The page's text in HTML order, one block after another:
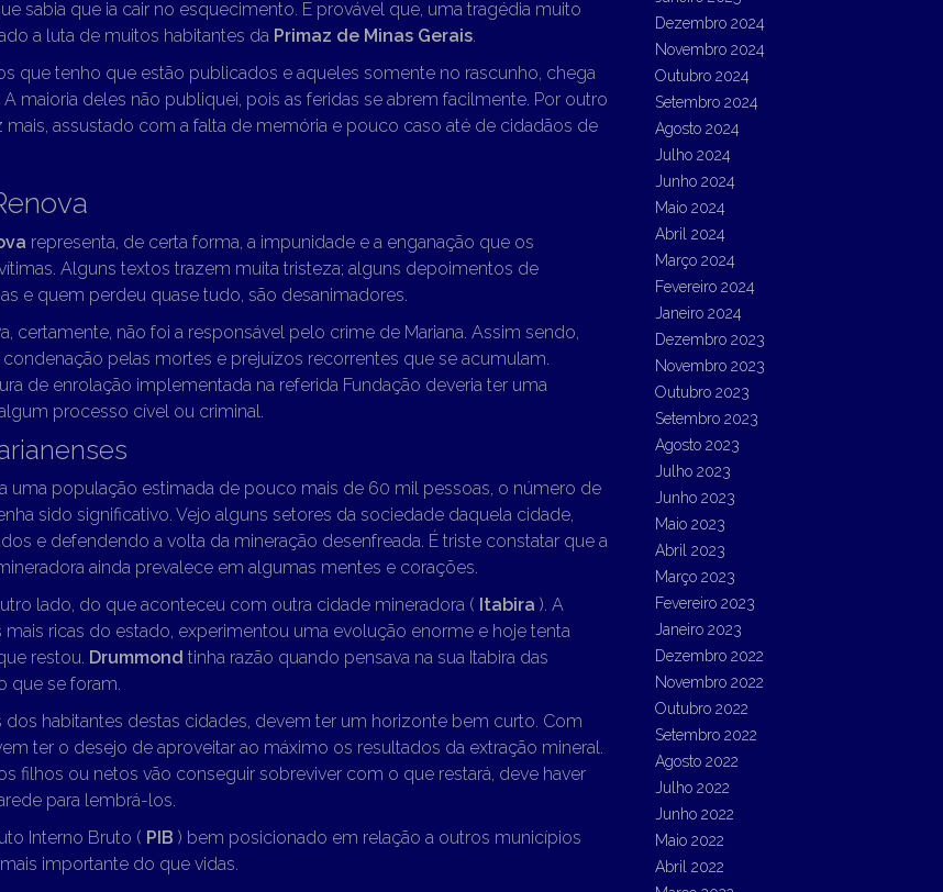
sabia que ia cair no esquecimento. É provável que, uma tragédia muito
a luta de muitos habitantes da Primaz de Minas Gerais.
que tenho que estão publicados e aqueles somente no rascunho, chega
maioria deles não publiquei, pois as feridas se abrem facilmente. Por outro
mais, assustado com a falta de memória e pouco caso até de cidadãos de
representa, de certa forma, a impunidade e a enganação que os
Alguns textos trazem muita tristeza; alguns depoimentos de
e quem perdeu quase tudo, são desanimadores.
certamente, não foi a responsável pelo crime de Mariana. Assim sendo,
pelas mortes e prejuízos recorrentes que se acumulam.
de enrolação implementada na referida Fundação deveria ter uma
processo cível ou criminal.
uma população estimada de pouco mais de 60 mil pessoas, o número de
sido significativo. Vejo alguns setores da sociedade daquela cidade,
e defendendo a volta da mineração desenfreada. É triste constatar que a
ainda prevalece em algumas mentes e corações.
lado, do que aconteceu com outra cidade mineradora ( Itabira ). A
mais ricas do estado, experimentou uma evolução enorme e hoje tenta
restou. Drummond tinha razão quando pensava na sua Itabira das
que se foram.
dos habitantes destas cidades, devem ter um horizonte bem curto. Com
ter o desejo de aproveitar ao máximo os resultados da extração mineral.
filhos ou netos vão conseguir sobreviver com o que restará, deve haver
para lembrá-los.
Interno Bruto ( PIB ) bem posicionado em relação a outros municípios
importante do que vidas.
Dezembro 2024
Novembro 2024
Outubro 2024
Setembro 2024
Agosto 2024
Julho 2024
Junho 2024
Maio 2024
Abril 2024
Março 2024
Fevereiro 2024
Janeiro 2024
Dezembro 2023
Novembro 2023
Outubro 2023
Setembro 2023
Agosto 2023
Julho 2023
Junho 2023
Maio 2023
Abril 2023
Março 2023
Fevereiro 2023
Janeiro 2023
Dezembro 2022
Novembro 2022
Outubro 2022
Setembro 2022
Agosto 2022
Julho 2022
Junho 2022
Maio 2022
Abril 2022